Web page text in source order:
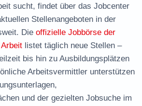
sucht, findet über das Jobcenter
Stellenangeboten in der
Die offizielle Jobbörse der
listet täglich neue Stellen –
bis hin zu Ausbildungsplätzen
Arbeitsvermittler unterstützen
und der gezielten Jobsuche im